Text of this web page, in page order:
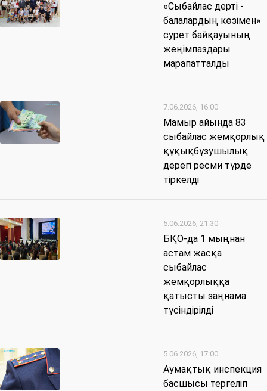
«Сыбайлас дерті -
балалардың көзімен»
сурет байқауының
жеңімпаздары
марапатталды
7.06.2026, 16:00
Мамыр айында 83
сыбайлас жемқорлық
құқықбұзушылық
дерегі ресми түрде
тіркелді
5.06.2026, 21:30
БҚО-да 1 мыңнан
астам жасқа
сыбайлас
жемқорлыққа
қатысты заңнама
түсіндірілді
5.06.2026, 17:00
Аумақтық инспекция
басшысы тергеліп